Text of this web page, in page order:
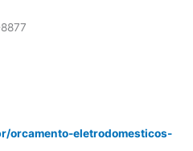
orcamento-eletrodomesticos-